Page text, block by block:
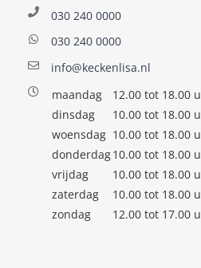
030 240 0000
030 240 0000
info@keckenlisa.nl
maandag
12.00 tot 18.00 u
dinsdag
10.00 tot 18.00 u
woensdag 10.00 tot 18.00 u
donderdag10.00 tot 18.00 u
vrijdag
10.00 tot 18.00 u
zaterdag
10.00 tot 18.00 u
zondag
12.00 tot 17.00 u